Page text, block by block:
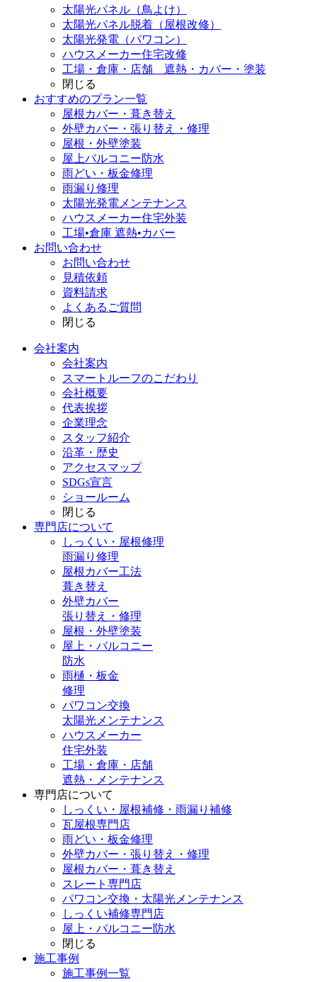
太陽光パネル（鳥よけ）
太陽光パネル脱着（屋根改修）
太陽光発電（パワコン）
ハウスメーカー住宅改修
工場・倉庫・店舗 遮熱・カバー・塗装
閉じる
おすすめのプラン一覧
屋根カバー・葺き替え
外壁カバー・張り替え・修理
屋根・外壁塗装
屋上バルコニー防水
雨どい・板金修理
雨漏り修理
太陽光発電メンテナンス
ハウスメーカー住宅外装
工場•倉庫 遮熱•カバー
お問い合わせ
お問い合わせ
見積依頼
資料請求
よくあるご質問
閉じる
会社案内
会社案内
スマートルーフのこだわり
会社概要
代表挨拶
企業理念
スタッフ紹介
沿革・歴史
アクセスマップ
SDGs宣言
ショールーム
閉じる
専門店について
しっくい・屋根修理
雨漏り修理
屋根カバー工法
葺き替え
外壁カバー
張り替え・修理
屋根・外壁塗装
屋上・バルコニー
防水
雨樋・板金
修理
パワコン交換
太陽光メンテナンス
ハウスメーカー
住宅外装
工場・倉庫・店舗
遮熱・メンテナンス
専門店について
しっくい・屋根補修・雨漏り補修
瓦屋根専門店
雨どい・板金修理
外壁カバー・張り替え・修理
屋根カバー・葺き替え
スレート専門店
パワコン交換・太陽光メンテナンス
しっくい補修専門店
屋上・バルコニー防水
閉じる
施工事例
施工事例一覧